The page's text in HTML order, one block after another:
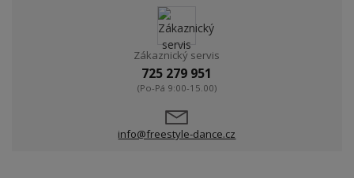
Zákaznický servis
725 279 951
(Po-Pá 9:00-15.00)
info@freestyle-dance.cz